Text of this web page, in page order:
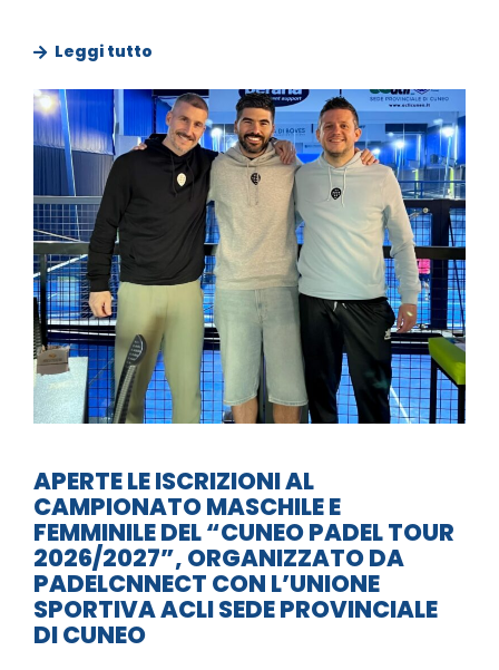
Leggi tutto
APERTE LE ISCRIZIONI AL
CAMPIONATO MASCHILE E
FEMMINILE DEL “CUNEO PADEL TOUR
2026/2027”, ORGANIZZATO DA
PADELCNNECT CON L’UNIONE
SPORTIVA ACLI SEDE PROVINCIALE
DI CUNEO